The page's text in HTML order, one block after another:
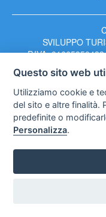
SVILUPPO
P.IVA:
Questo sito web
Utilizziamo cookie e
del sito e altre finalità.
predefinite o
Personalizza.